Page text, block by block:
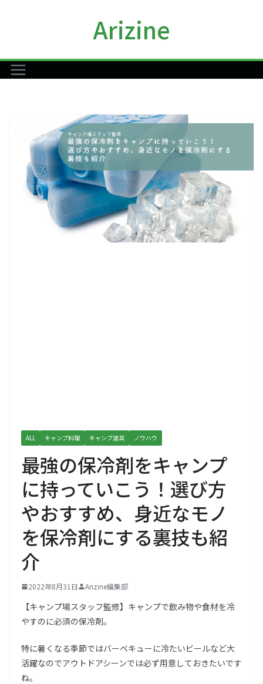
ン
Arizine
ALL キャンプ料理 キャンプ道具 ノウハウ
最強の保冷剤をキャンプ
に持っていこう！選び方
やおすすめ、身近なモノ
を保冷剤にする裏技も紹
介
2022年8月31日 Arizine編集部
【キャンプ場スタッフ監修】キャンプで飲み物や食材を冷
やすのに必須の保冷剤。
特に暑くなる季節ではバーベキューに冷たいビールなど大
活躍なのでアウトドアシーンでは必ず用意しておきたいです
ね。